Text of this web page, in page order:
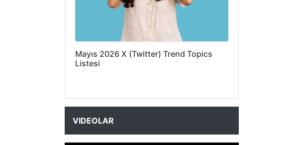
Mayıs 2026 X (Twitter) Trend Topics
Listesi
VIDEOLAR